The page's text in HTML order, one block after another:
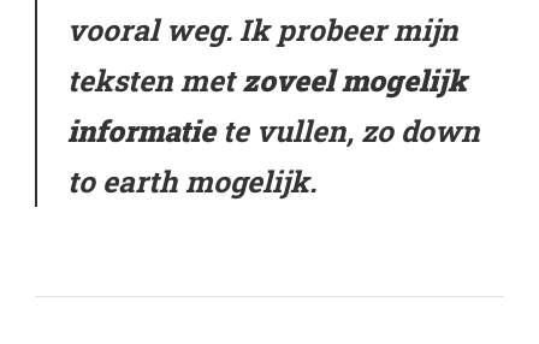
vooral weg. Ik probeer mijn
teksten metzoveel mogelijk
informatiete vullen, zo down
to earth mogelijk.